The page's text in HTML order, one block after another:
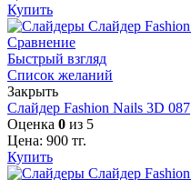
Купить
Сравнение
Быстрый взгляд
Список желаний
Закрыть
Слайдер Fashion Nails 3D 087
Оценка 0 из 5
Цена: 900 тг.
Купить